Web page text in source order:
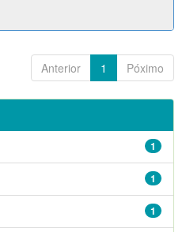
Anterior 1 Póximo
1
1
1